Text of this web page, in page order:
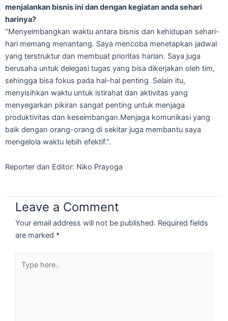
menjalankan bisnis ini dan dengan kegiatan anda sehari
harinya?
“Menyeimbangkan waktu antara bisnis dan kehidupan sehari-
hari memang menantang. Saya mencoba menetapkan jadwal
yang terstruktur dan membuat prioritas harian. Saya juga
berusaha untuk delegasi tugas yang bisa dikerjakan oleh tim,
sehingga bisa fokus pada hal-hal penting. Selain itu,
menyisihkan waktu untuk istirahat dan aktivitas yang
menyegarkan pikiran sangat penting untuk menjaga
produktivitas dan keseimbangan.Menjaga komunikasi yang
baik dengan orang-orang di sekitar juga membantu saya
mengelola waktu lebih efektif.”.
Reporter dan Editor: Niko Prayoga
Leave a Comment
Your email address will not be published. Required fields
are marked *
here..